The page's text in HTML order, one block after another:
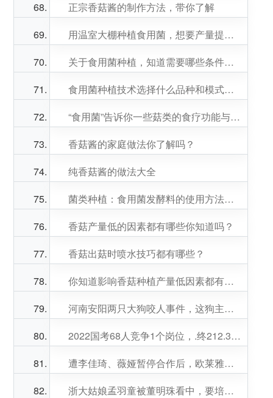
正宗香菇酱的制作方法，带你了解
用温室大棚种植食用菌，想要产量提升做好科学管理和栽培尤为重要
关于食用菌种植，知道需要哪些条件吗？
食用菌种植技术选择什么品种和模式利润高？
“食用菌”告诉你一些菇类的食疗功能与营养价值！
香菇酱的家庭做法你了解吗？
纯香菇酱的做法大全
菌类种植：食用菌发酵料的使用方法及注意事项
香菇产量低的因素都有哪些你知道吗？
香菇出菇时喷水技巧都有哪些？
你知道影响香菇种植产量低因素都有哪些吗？
河南安阳两只大狗咬人事件，这狗主人背景不一般，能把记者气哭
2022国考68人竞争1个岗位，.终212.3万人过审
遭李佳琦、薇娅暂停合作后，欧莱雅的回应来了
浙大姑娘孟羽童被董明珠看中，要培养成“董明珠第二”！老师同学评价：她很拼，目标感**